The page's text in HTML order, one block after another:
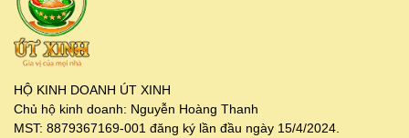
HỘ KINH DOANH ÚT XINH
Chủ hộ kinh doanh: Nguyễn Hoàng Thanh
MST: 8879367169-001 đăng ký lần đầu ngày 15/4/2024.